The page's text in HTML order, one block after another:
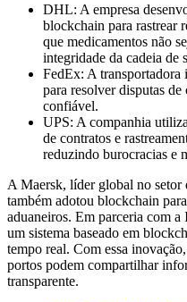
DHL: A empresa
blockchain para rastrear
que medicamentos não
integridade da cadeia de
FedEx: A transportadora
para resolver disputas
confiável.
UPS: A companhia
de contratos e
reduzindo burocracias e
A Maersk, líder global no setor
também adotou blockchain
aduaneiros. Em parceria com
um sistema baseado em
tempo real. Com essa
portos podem compartilhar
transparente.